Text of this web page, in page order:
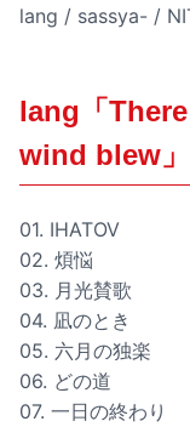
lang / sassya- /
lang「
wind blew
01. IHATOV
02. 煩悩
03. 月光賛歌
04. 凪のとき
05. 六月の独楽
06. どの道
07. 一日の終わり